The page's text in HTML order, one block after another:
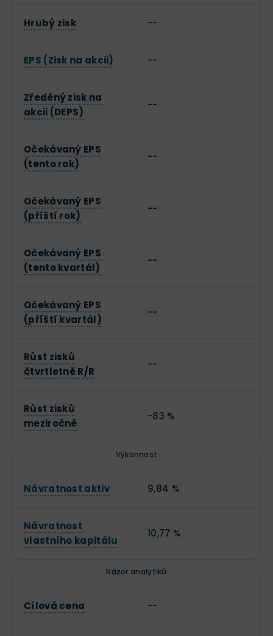
Hrubý zisk --
EPS (Zisk na akcii) --
Zředěný zisk na
akcii (DEPS)
--
Očekávaný EPS
(tento rok)
--
Očekávaný EPS
(příští rok)
--
Očekávaný EPS
(tento kvartál)
--
Očekávaný EPS
(příští kvartál)
--
Růst zisků
čtvrtletně R/R
--
Růst zisků
meziročně
-83 %
Výkonnost
Návratnost aktiv 9,84 %
Návratnost
vlastního kapitálu
10,77 %
Názor analytiků
Cílová cena --